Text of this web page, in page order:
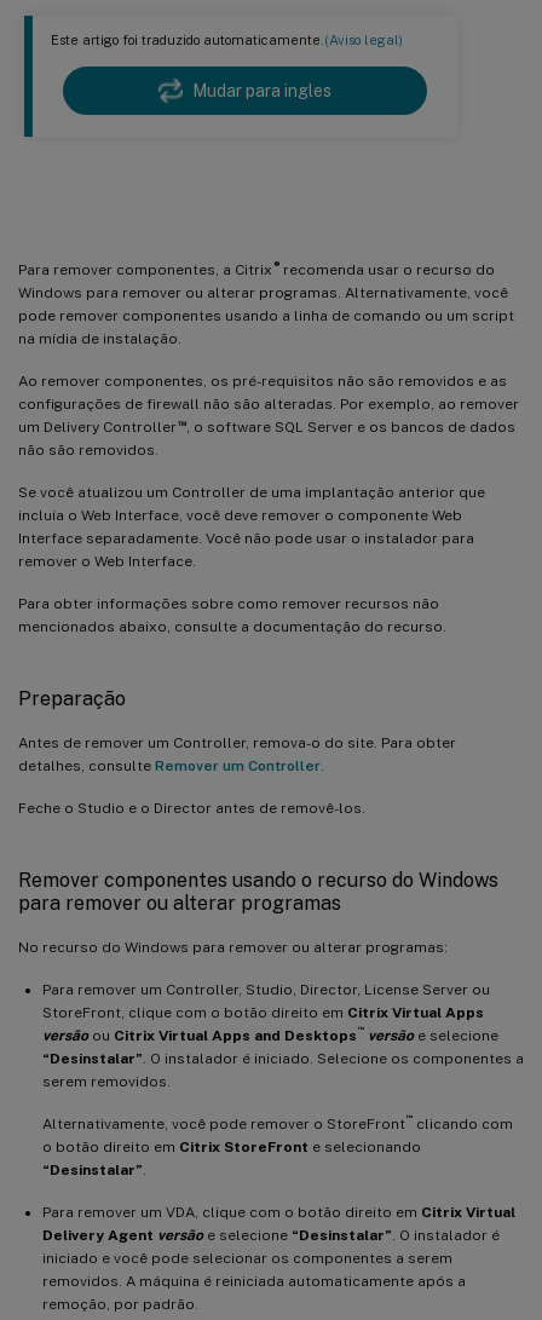
Este artigo foi traduzido automaticamente.(Aviso legal)
Mudar para ingles
Para remover componentes, a Citrix ®recomenda usar o recurso do
Windows para remover ou alterar programas. Alternativamente, você
pode remover componentes usando a linha de comando ou um script
na mídia de instalação.
Ao remover componentes, os pré-requisitos não são removidos e as
configurações de firewall não são alteradas. Por exemplo, ao remover
um Delivery Controller™, o software SQL Server e os bancos de dados
não são removidos.
Se você atualizou um Controller de uma implantação anterior que
incluía o Web Interface, você deve remover o componente Web
Interface separadamente. Você não pode usar o instalador para
remover o Web Interface.
Para obter informações sobre como remover recursos não
mencionados abaixo, consulte a documentação do recurso.
Preparação
Antes de remover um Controller, remova-o do site. Para obter
detalhes, consulte Remover um Controller
Feche o Studio e o Director antes de removê-los.
Remover componentes usando o recurso do Windows
para remover ou alterar programas
No recurso do Windows para remover ou alterar programas:
Para remover um Controller, Studio, Director, License Server ou
StoreFront, clique com o botão direito em Citrix Virtual Apps
versãoou Citrix Virtual Apps and Desktops ™ versãoe selecione
“Desinstalar” . O instalador é iniciado. Selecione os componentes a
serem removidos.
Alternativamente, você pode remover o StoreFront™
clicando com
o botão direito em Citrix StoreFront e selecionando
“Desinstalar”
Para remover um VDA, clique com o botão direito em Citrix Virtual
Delivery Agent versãoe selecione “Desinstalar” . O instalador é
iniciado e você pode selecionar os componentes a serem
removidos. A máquina é reiniciada automaticamente após a
remoção, por padrão.